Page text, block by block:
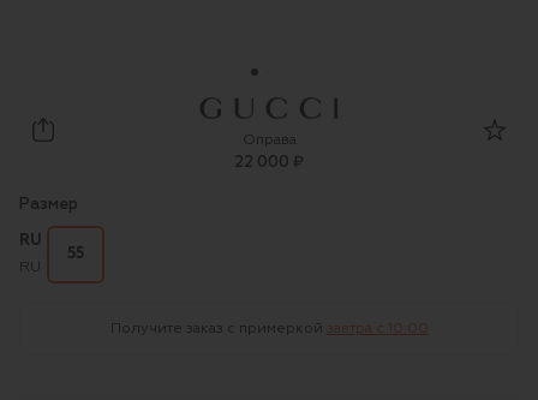
Gucci
Оправа
22 000 ₽
Размер
RU
RU
55
Получите заказ с примеркой завтра c 10:00